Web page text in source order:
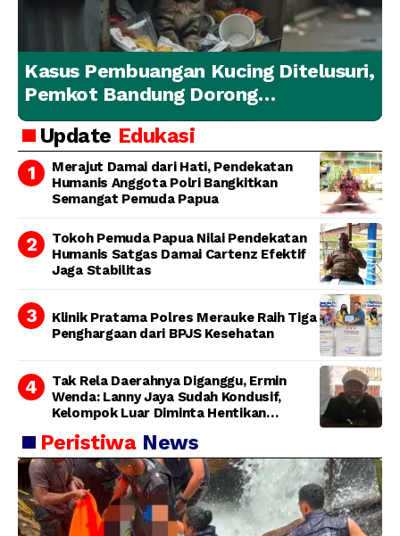
Kasus Pembuangan Kucing Ditelusuri,
Pemkot Bandung Dorong
Penanganan Hewan yang
Bertanggung Jawab
Update Edukasi
Merajut Damai dari Hati, Pendekatan
Humanis Anggota Polri Bangkitkan
Semangat Pemuda Papua
Tokoh Pemuda Papua Nilai Pendekatan
Humanis Satgas Damai Cartenz Efektif
Jaga Stabilitas
Klinik Pratama Polres Merauke Raih Tiga
Penghargaan dari BPJS Kesehatan
Tak Rela Daerahnya Diganggu, Ermin
Wenda: Lanny Jaya Sudah Kondusif,
Kelompok Luar Diminta Hentikan
Peristiwa News